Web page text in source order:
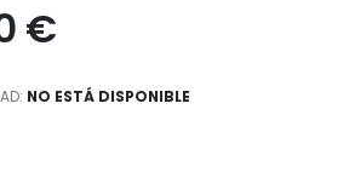
€
NO ESTÁ DISPONIBLE